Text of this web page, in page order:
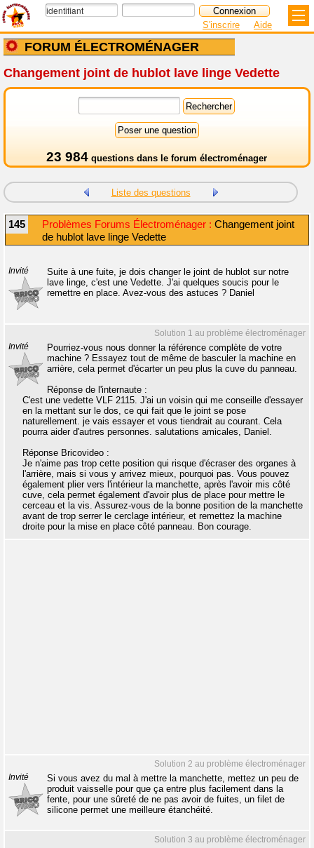
FORUM ÉLECTROMÉNAGER
S'inscrire Aide
Changement joint de hublot lave linge Vedette
23 984 questions dans le forum électroménager
Liste des questions
145 Problèmes Forums Électroménager : Changement joint
de hublot lave linge Vedette
Invité
Suite à une fuite, je dois changer le joint de hublot sur notre
lave linge, c'est une Vedette. J'ai quelques soucis pour le
remettre en place. Avez-vous des astuces ? Daniel
Solution 1 au problème électroménager
Invité
Pourriez-vous nous donner la référence complète de votre
machine ? Essayez tout de même de basculer la machine en
arrière, cela permet d'écarter un peu plus la cuve du panneau.
Réponse de l'internaute :
C'est une vedette VLF 2115. J'ai un voisin qui me conseille d'essayer
en la mettant sur le dos, ce qui fait que le joint se pose
naturellement. je vais essayer et vous tiendrait au courant. Cela
pourra aider d'autres personnes. salutations amicales, Daniel.
Réponse Bricovideo :
Je n'aime pas trop cette position qui risque d'écraser des organes à
l'arrière, mais si vous y arrivez mieux, pourquoi pas. Vous pouvez
également plier vers l'intérieur la manchette, après l'avoir mis côté
cuve, cela permet également d'avoir plus de place pour mettre le
cerceau et la vis. Assurez-vous de la bonne position de la manchette
avant de trop serrer le cerclage intérieur, et remettez la machine
droite pour la mise en place côté panneau. Bon courage.
Solution 2 au problème électroménager
Invité
Si vous avez du mal à mettre la manchette, mettez un peu de
produit vaisselle pour que ça entre plus facilement dans la
fente, pour une sûreté de ne pas avoir de fuites, un filet de
silicone permet une meilleure étanchéité.
Solution 3 au problème électroménager